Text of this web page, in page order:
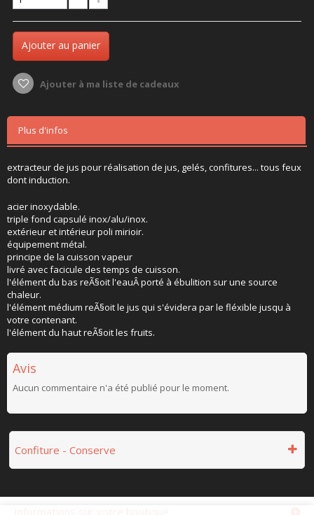
Ajouter au panier
Ajouter à ma liste de cadeaux
Plus d'infos
extracteur de jus pour réalisation de jus, gelés, confitures... tous feux
dont induction.
acier inoxydable.
triple fond capsulé inox/alu/inox.
extérieur et intérieur poli mirioir.
équipement métal.
principe de la cuisson vapeur
livré avec facicule des temps de cuisson.
l'élément du bas reÃ§oit l'eauÂ porté à ébulition sur une source
chaleur.
l'élément médium reÃ§oit le jus qui s'évidera par le fléxible jusqu à
votre contenant.
l'élément du haut reÃ§oit les fruits.
Avis
Aucun commentaire n'a été publié pour le moment.
Confiture - Conserve